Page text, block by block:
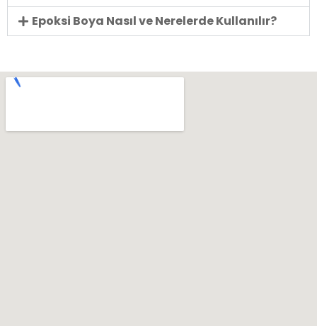
Epoksi Boya Nasıl ve Nerelerde Kullanılır?